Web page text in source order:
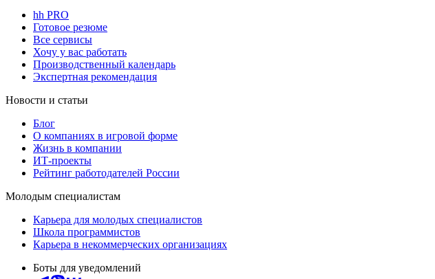
hh PRO
Готовое резюме
Все сервисы
Хочу у вас работать
Производственный календарь
Экспертная рекомендация
Новости и статьи
Блог
О компаниях в игровой форме
Жизнь в компании
ИТ-проекты
Рейтинг работодателей России
Молодым специалистам
Карьера для молодых специалистов
Школа программистов
Карьера в некоммерческих организациях
Боты для уведомлений